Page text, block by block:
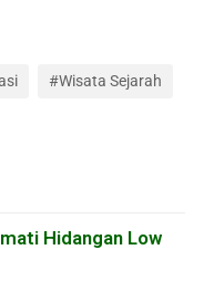
#Wisata Sejarah
Hidangan Low